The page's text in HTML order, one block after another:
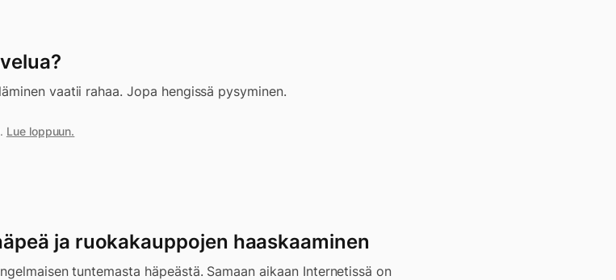
vaatii rahaa. Jopa hengissä pysyminen.
Lue loppuun.
ja ruokakauppojen haaskaaminen
tuntemasta häpeästä. Samaan aikaan Internetissä on